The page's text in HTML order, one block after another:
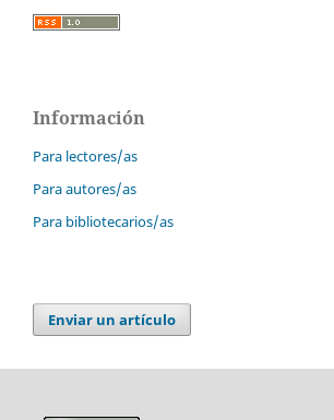
Información
Para lectores/as
Para autores/as
Para bibliotecarios/as
Enviar un artículo